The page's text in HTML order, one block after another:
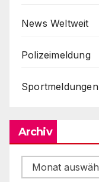
News Weltweit
Polizeimeldung
Sportmeldungen
Archiv
Archiv